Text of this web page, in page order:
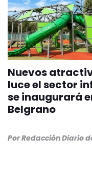
Nuevos
luce el sector
se inaugurará
Belgrano
PorRedacción Diario